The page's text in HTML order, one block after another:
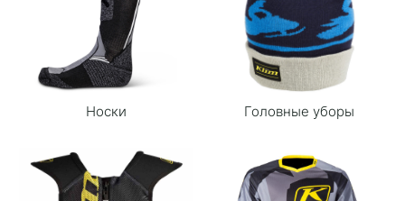
Носки Головные уборы